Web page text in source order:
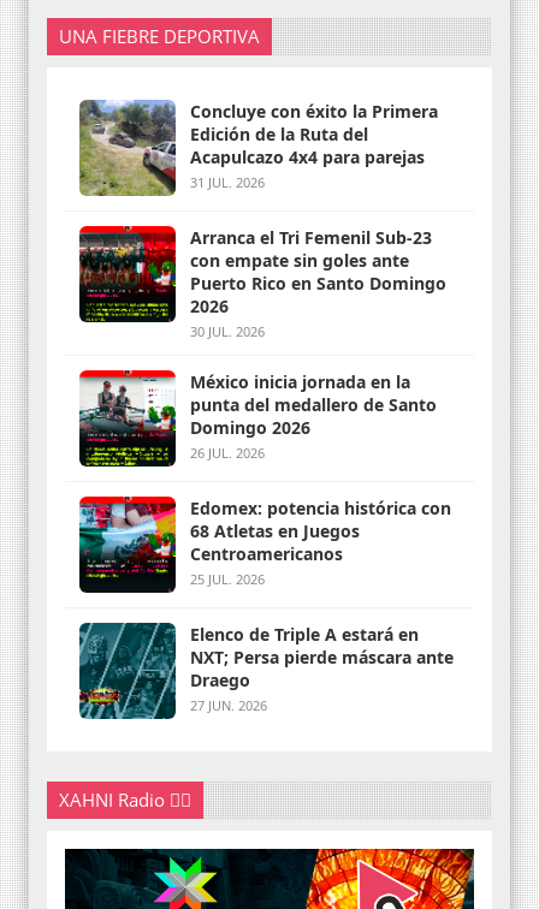
UNA FIEBRE DEPORTIVA
Concluye con éxito la Primera
Edición de la Ruta del
Acapulcazo 4x4 para parejas
31 JUL. 2026
Arranca el Tri Femenil Sub-23
con empate sin goles ante
Puerto Rico en Santo Domingo
2026
30 JUL. 2026
México inicia jornada en la
punta del medallero de Santo
Domingo 2026
26 JUL. 2026
Edomex: potencia histórica con
68 Atletas en Juegos
Centroamericanos
25 JUL. 2026
Elenco de Triple A estará en
NXT; Persa pierde máscara ante
Draego
27 JUN. 2026
XAHNI Radio 👇🏽